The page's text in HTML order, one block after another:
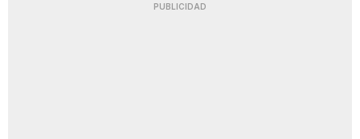
PUBLICIDAD